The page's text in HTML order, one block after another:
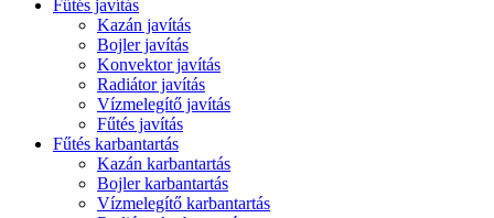
Fűtés javítás
Kazán javítás
Bojler javítás
Konvektor javítás
Radiátor javítás
Vízmelegítő javítás
Fűtés javítás
Fűtés karbantartás
Kazán karbantartás
Bojler karbantartás
Vízmelegítő karbantartás